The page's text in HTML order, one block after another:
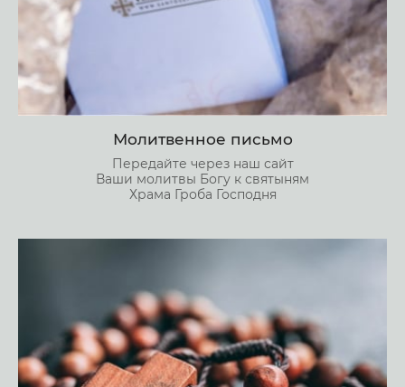
Молитвенное письмо
Передайте через наш сайт
Ваши молитвы Богу к святыням
Храма Гроба Господня